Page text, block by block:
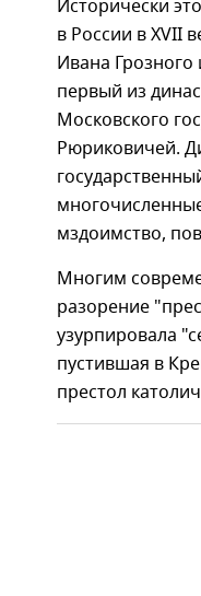
Исторически
в России в XVII
Ивана Грозного
первый из
Московского
Рюриковичей.
мздоимство,
Многим
разорение
узурпировала
пустившая в
престол